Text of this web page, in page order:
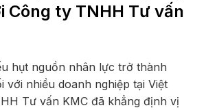
Công ty TNHH Tư vấn
hụt nguồn nhân lực trở thành
với nhiều doanh nghiệp tại Việt
Tư vấn KMC đã khẳng định vị